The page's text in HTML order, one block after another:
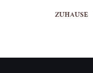
ZUHAUSE